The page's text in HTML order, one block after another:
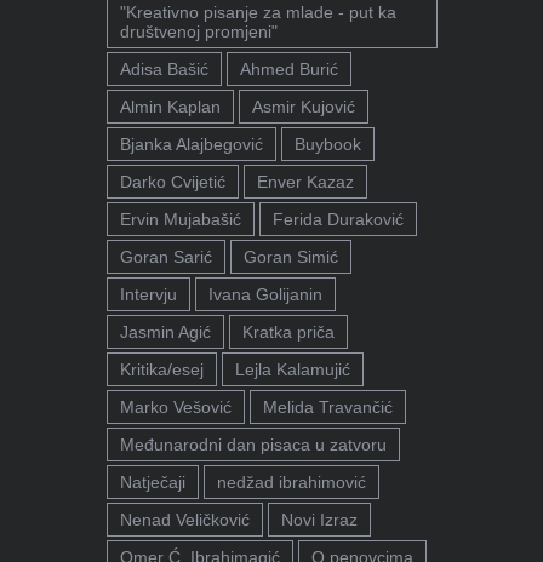
"Kreativno pisanje za mlade - put ka
društvenoj promjeni"
Adisa Bašić
Ahmed Burić
Almin Kaplan
Asmir Kujović
Bjanka Alajbegović
Buybook
Darko Cvijetić
Enver Kazaz
Ervin Mujabašić
Ferida Duraković
Goran Sarić
Goran Simić
Intervju
Ivana Golijanin
Jasmin Agić
Kratka priča
Kritika/esej
Lejla Kalamujić
Marko Vešović
Melida Travančić
Međunarodni dan pisaca u zatvoru
Natječaji
nedžad ibrahimović
Nenad Veličković
Novi Izraz
Omer Ć. Ibrahimagić
O penovcima